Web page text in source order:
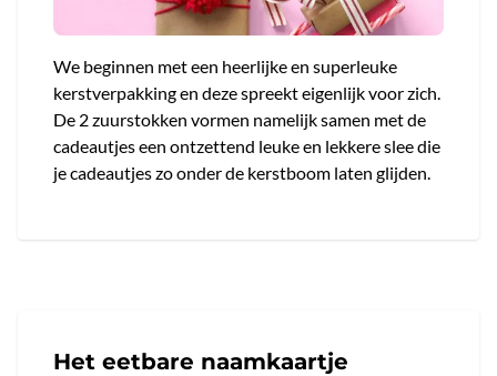
We beginnen met een heerlijke en superleuke
kerstverpakking en deze spreekt eigenlijk voor zich.
De 2 zuurstokken vormen namelijk samen met de
cadeautjes een ontzettend leuke en lekkere slee die
je cadeautjes zo onder de kerstboom laten glijden.
Het eetbare naamkaartje